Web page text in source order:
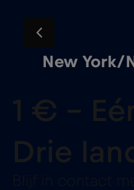
Miami
1 € -
Drie
Blijf in contact